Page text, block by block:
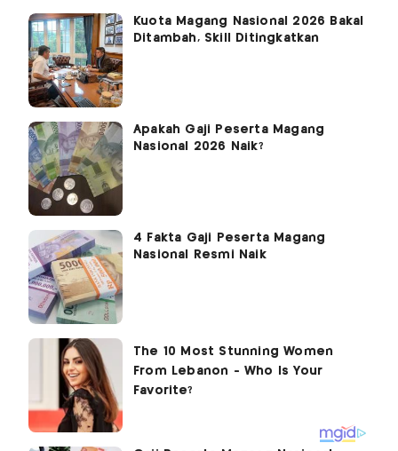
Kuota Magang Nasional 2026 Bakal
Ditambah, Skill Ditingkatkan
Apakah Gaji Peserta Magang
Nasional 2026 Naik?
4 Fakta Gaji Peserta Magang
Nasional Resmi Naik